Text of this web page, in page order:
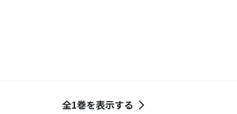
全1巻を表示する